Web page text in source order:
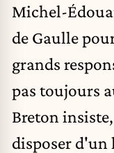
Michel-
de Gaulle
grands
pas toujours
Breton
disposer d'un